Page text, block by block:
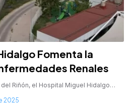
Fomenta la
Renales
del Riñón, el Hospital Miguel Hidalgo…
2025